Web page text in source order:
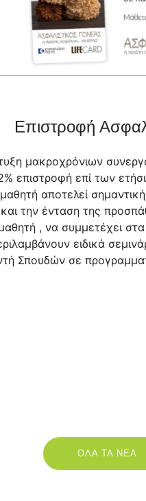
Επιστροφή
μακροχρόνιων
επιστροφή επί των
αποτελεί
την ένταση της
, να συμμετέχει
ειδικά
Σπουδών σε
ΟΛΑ ΤΑ ΝΕΑ